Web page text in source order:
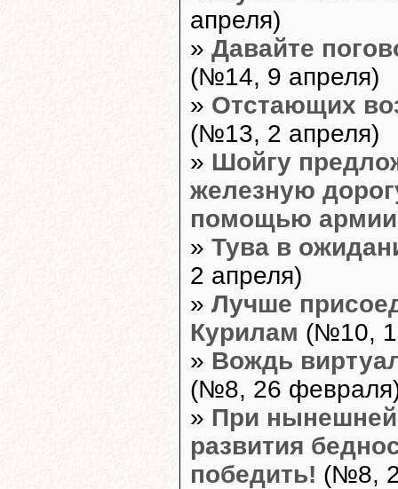
апреля)
» Давайте
(№14, 9 апреля)
» Отстающих
(№13, 2 апреля)
» Шойгу
железную
помощью армии
» Тува в
2 апреля)
» Лучше
Курилам (№10,
» Вождь
(№8, 26
» При нынешней
развития
победить! (№8,